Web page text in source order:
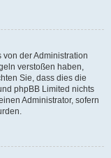
der Administration
verstoßen haben,
Sie, dass dies die
phpBB Limited nichts
Administrator, sofern